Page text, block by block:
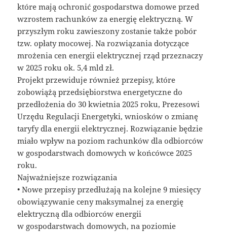
które mają ochronić gospodarstwa domowe przed
wzrostem rachunków za energię elektryczną. W
przyszłym roku zawieszony zostanie także pobór
tzw. opłaty mocowej. Na rozwiązania dotyczące
mrożenia cen energii elektrycznej rząd przeznaczy
w 2025 roku ok. 5,4 mld zł.
Projekt przewiduje również przepisy, które
zobowiążą przedsiębiorstwa energetyczne do
przedłożenia do 30 kwietnia 2025 roku, Prezesowi
Urzędu Regulacji Energetyki, wniosków o zmianę
taryfy dla energii elektrycznej. Rozwiązanie będzie
miało wpływ na poziom rachunków dla odbiorców
w gospodarstwach domowych w końcówce 2025
roku.
Najważniejsze rozwiązania
• Nowe przepisy przedłużają na kolejne 9 miesięcy
obowiązywanie ceny maksymalnej za energię
elektryczną dla odbiorców energii
w gospodarstwach domowych, na poziomie